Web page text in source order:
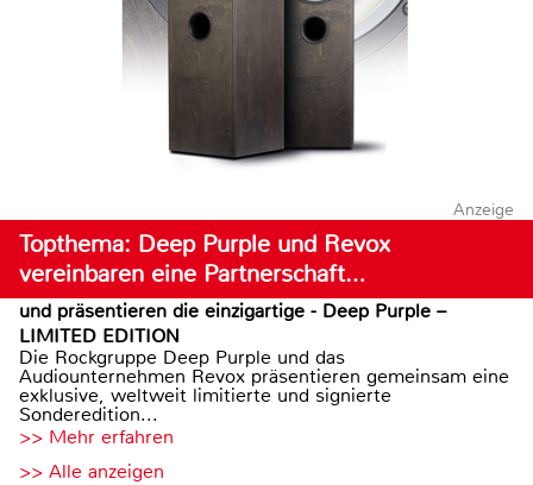
Anzeige
Topthema: Deep Purple und Revox
vereinbaren eine Partnerschaft…
und präsentieren die einzigartige - Deep Purple –
LIMITED EDITION
Die Rockgruppe Deep Purple und das
Audiounternehmen Revox präsentieren gemeinsam eine
exklusive, weltweit limitierte und signierte
Sonderedition...
>> Mehr erfahren
>> Alle anzeigen